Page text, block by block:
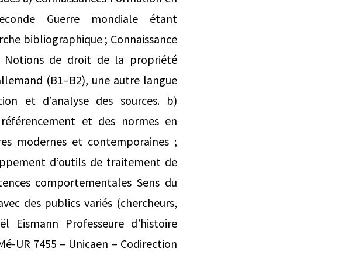
Guerre mondiale étant
bibliographique ; Connaissance
Notions de droit de la propriété
(B1–B2), une autre langue
et d’analyse des sources. b)
et des normes en
modernes et contemporaines ;
d’outils de traitement de
comportementales Sens du
des publics variés (chercheurs,
Professeure d’histoire
UR 7455 – Unicaen – Codirection